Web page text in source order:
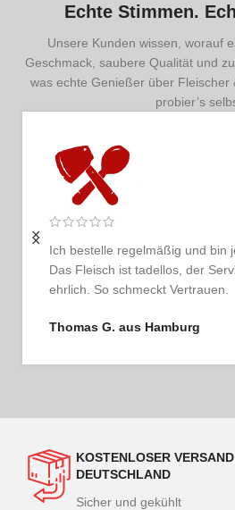
Echte Stimmen.
Unsere Kunden wissen, worauf
Geschmack, saubere Qualität und
was echte Genießer über Fleischer
probier’s
Ich bestelle regelmäßig und bin
Das Fleisch ist tadellos, der
ehrlich. So schmeckt Vertrauen.
Thomas G. aus Hamburg
KOSTENLOSER
DEUTSCHLAND
Sicher und gekühlt